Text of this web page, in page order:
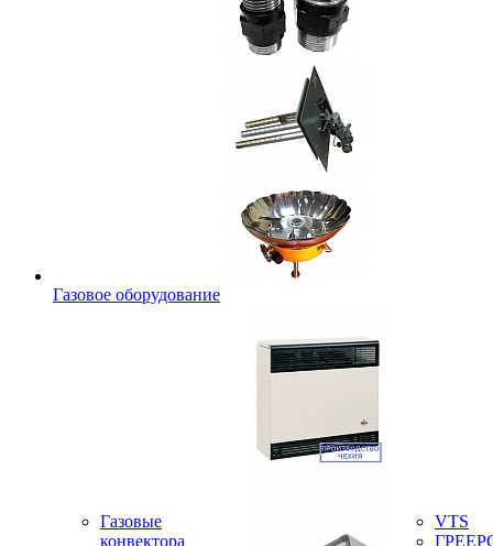
Газовое оборудование
Газовые
конвектора
VTS